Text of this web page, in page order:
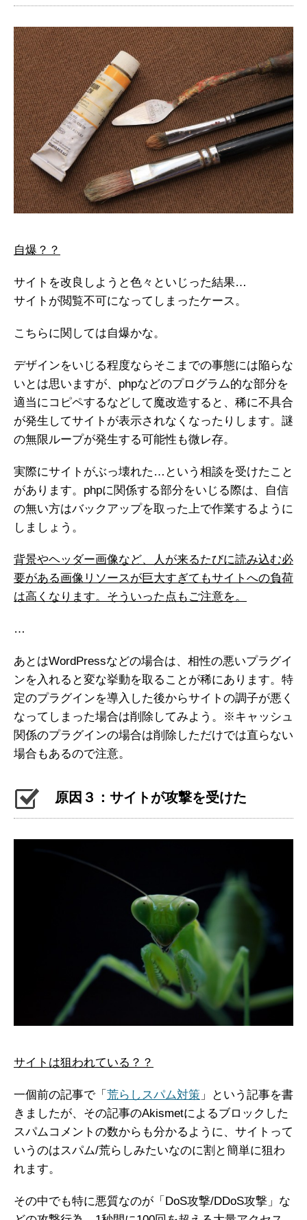
自爆？？
サイトを改良しようと色々といじった結果…
サイトが閲覧不可になってしまったケース。
こちらに関しては自爆かな。
デザインをいじる程度ならそこまでの事態には陥らな
いとは思いますが、phpなどのプログラム的な部分を
適当にコピペするなどして魔改造すると、稀に不具合
が発生してサイトが表示されなくなったりします。謎
の無限ループが発生する可能性も微レ存。
実際にサイトがぶっ壊れた…という相談を受けたこと
があります。phpに関係する部分をいじる際は、自信
の無い方はバックアップを取った上で作業するように
しましょう。
背景やヘッダー画像など、人が来るたびに読み込む必
要がある画像リソースが巨大すぎてもサイトへの負荷
は高くなります。そういった点もご注意を。
…
あとはWordPressなどの場合は、相性の悪いプラグイ
ンを入れると変な挙動を取ることが稀にあります。特
定のプラグインを導入した後からサイトの調子が悪く
なってしまった場合は削除してみよう。※キャッシュ
関係のプラグインの場合は削除しただけでは直らない
場合もあるので注意。
原因３：サイトが攻撃を受けた
サイトは狙われている？？
一個前の記事で「 荒らしスパム対策 」という記事を書
きましたが、その記事のAkismetによるブロックした
スパムコメントの数からも分かるように、サイトって
いうのはスパム/荒らしみたいなのに割と簡単に狙わ
れます。
その中でも特に悪質なのが「DoS攻撃/DDoS攻撃」な